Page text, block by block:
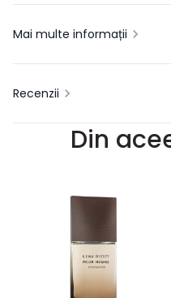
Mai multe informații
Recenzii
Din